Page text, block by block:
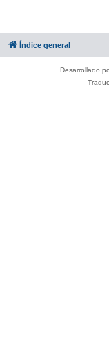
Índice general
Desarrollado